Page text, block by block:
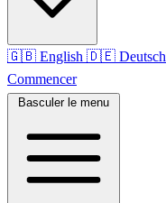
🇬🇧 English 🇩🇪 Deutsch
Commencer
Basculer le menu